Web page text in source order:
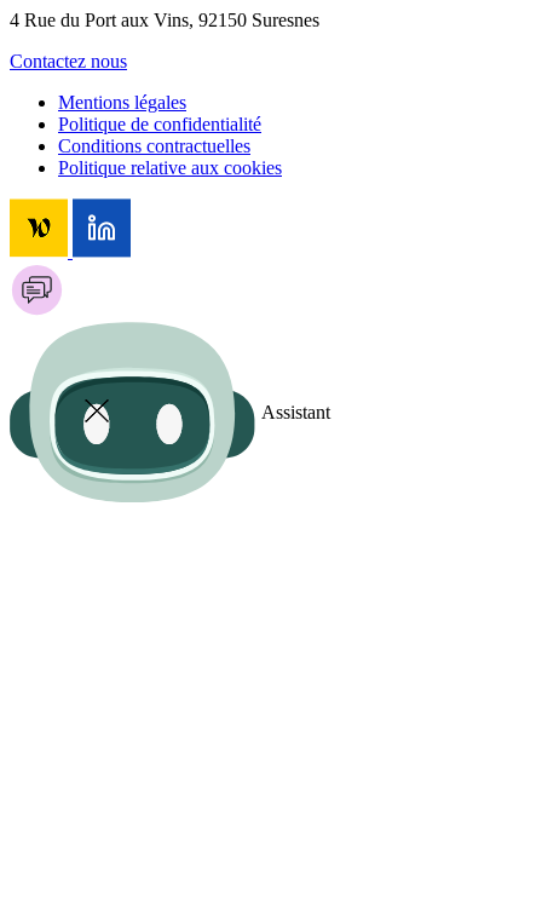
4 Rue du Port aux Vins, 92150 Suresnes
Contactez nous
Mentions légales
Politique de confidentialité
Conditions contractuelles
Politique relative aux cookies
Assistant